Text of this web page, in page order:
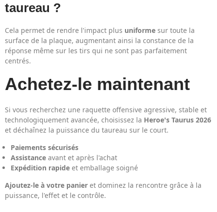
taureau ?
Cela permet de rendre l'impact plus uniforme sur toute la
surface de la plaque, augmentant ainsi la constance de la
réponse même sur les tirs qui ne sont pas parfaitement
centrés.
Achetez-le maintenant
Si vous recherchez une raquette offensive agressive, stable et
technologiquement avancée, choisissez la Heroe's Taurus 2026
et déchaînez la puissance du taureau sur le court.
Paiements sécurisés
Assistance avant et après l'achat
Expédition rapide et emballage soigné
Ajoutez-le à votre panier et dominez la rencontre grâce à la
puissance, l'effet et le contrôle.